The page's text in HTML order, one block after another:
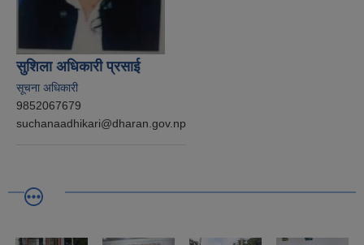
सुशिला अधिकारी प्रसाई
सूचना अधिकारी
9852067679
suchanaadhikari@dharan.gov.np